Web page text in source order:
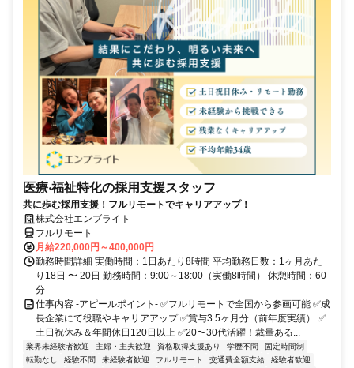
医療‧福祉特化の採用支援スタッフ
共に歩む採用支援！フルリモートでキャリアアップ！
株式会社エンブライト
フルリモート
月給220,000円～400,000円
勤務時間詳細 実働時間：1日あたり8時間 平均勤務日数：1ヶ月あた
り18日 〜 20日 勤務時間：9:00～18:00（実働8時間） 休憩時間：60
分
仕事内容 -アピールポイント- ✅フルリモートで全国から参画可能 ✅成
長企業にて役職やキャリアアップ ✅賞与3.5ヶ月分（前年度実績） ✅
土日祝休み＆年間休日120日以上 ✅20〜30代活躍！裁量ある...
業界未経験者歓迎 主婦・主夫歓迎 資格取得支援あり 学歴不問
固定時間制
転勤なし
経験不問 未経験者歓迎 フルリモート 交通費全額支給
経験者歓迎